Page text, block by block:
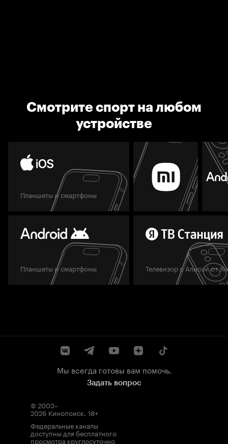
Смотрите спорт на любом
устройстве
Планшеты и смартфоны
Планшеты и смартфоны Телевизор с Алисой от
Мы всегда готовы вам помочь.
Задать вопрос
© 2003–
2026 Кинопоиск. 18+
Федеральные каналы
доступны для бесплатного
просмотра круглосуточно